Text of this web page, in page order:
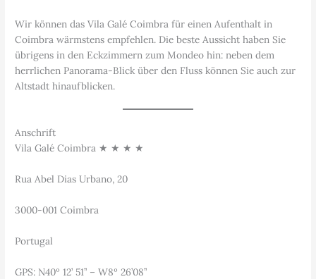
Wir können das Vila Galé Coimbra für einen Aufenthalt in
Coimbra wärmstens empfehlen. Die beste Aussicht haben Sie
übrigens in den Eckzimmern zum Mondeo hin: neben dem
herrlichen Panorama-Blick über den Fluss können Sie auch zur
Altstadt hinaufblicken.
Anschrift
Vila Galé Coimbra ★ ★ ★ ★
Rua Abel Dias Urbano, 20
3000-001 Coimbra
Portugal
GPS: N40º 12’ 51’’ – W8º 26’08’’